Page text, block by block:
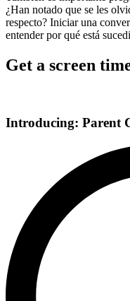
¿Han notado que se les
respecto? Iniciar una
entender por qué está
Get a screen
Introducing: Parent